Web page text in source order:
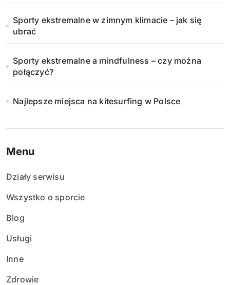
Sporty ekstremalne w zimnym klimacie – jak się
ubrać
Sporty ekstremalne a mindfulness – czy można
połączyć?
Najlepsze miejsca na kitesurfing w Polsce
Menu
Działy serwisu
Wszystko o sporcie
Blog
Usługi
Inne
Zdrowie